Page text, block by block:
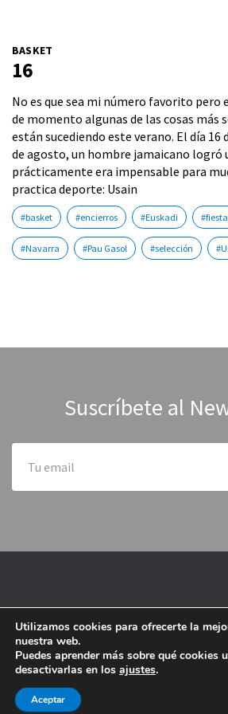
BASKET
16
No es que sea mi número favorito pero
de momento algunas de las cosas más
están sucediendo este verano. El día 16
de agosto, un hombre jamaicano logró
prácticamente era impensable para
practica deporte: Usain
#basket #encierros #Euskadi
#Navarra #Pau Gasol #selección
Suscríbete al
Utilizamos cookies para ofrecerte la
nuestra web.
Puedes aprender más sobre qué cookies
desactivarlas en los ajustes.
Aceptar